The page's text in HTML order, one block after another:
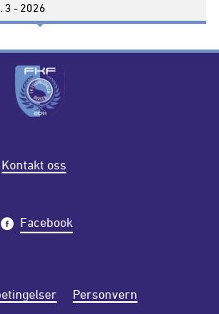
3 - 2026
Kontakt oss
Facebook
Personvern